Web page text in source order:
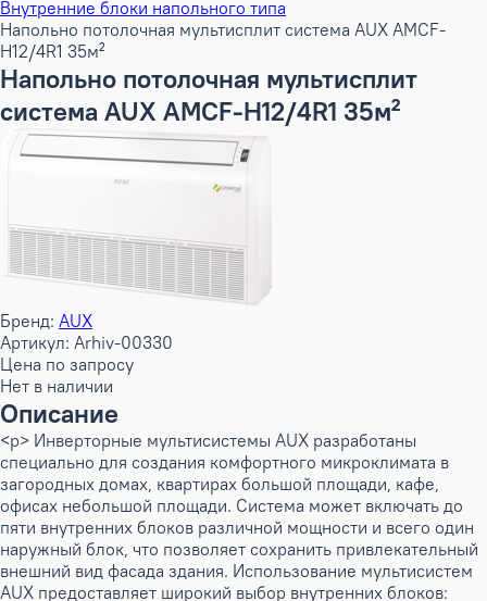
Внутренние блоки напольного типа
Напольно потолочная мультисплит система AUX AMCF-
H12/4R1 35м²
Напольно потолочная мультисплит
система AUX AMCF-H12/4R1 35м²
Бренд: AUX
Артикул: Arhiv-00330
Цена по запросу
Нет в наличии
Описание
<p> Инверторные мультисистемы AUX разработаны
специально для создания комфортного микроклимата в
загородных домах, квартирах большой площади, кафе,
офисах небольшой площади. Система может включать до
пяти внутренних блоков различной мощности и всего один
наружный блок, что позволяет сохранить привлекательный
внешний вид фасада здания. Использование мультисистем
AUX предоставляет широкий выбор внутренних блоков: